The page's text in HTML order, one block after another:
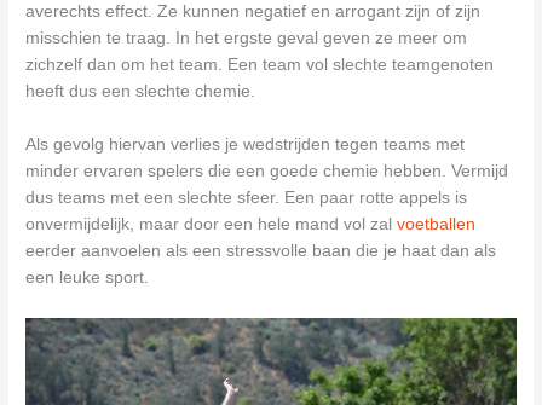
averechts effect. Ze kunnen negatief en arrogant zijn of zijn
misschien te traag. In het ergste geval geven ze meer om
zichzelf dan om het team. Een team vol slechte teamgenoten
heeft dus een slechte chemie.
Als gevolg hiervan verlies je wedstrijden tegen teams met
minder ervaren spelers die een goede chemie hebben. Vermijd
dus teams met een slechte sfeer. Een paar rotte appels is
onvermijdelijk, maar door een hele mand vol zalvoetballen
eerder aanvoelen als een stressvolle baan die je haat dan als
een leuke sport.